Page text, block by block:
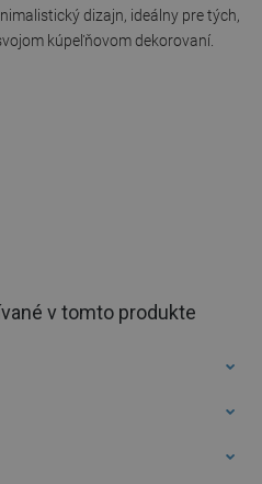
dizajn, ideálny pre tých,
kúpeľňovom dekorovaní.
v tomto produkte